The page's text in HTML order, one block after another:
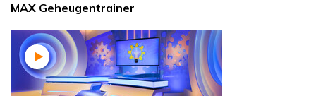
MAX Geheugentrainer